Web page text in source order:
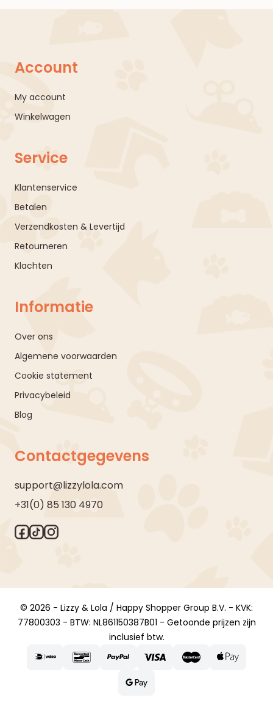
Account
My account
Winkelwagen
Service
Klantenservice
Betalen
Verzendkosten & Levertijd
Retourneren
Klachten
Informatie
Over ons
Algemene voorwaarden
Cookie statement
Privacybeleid
Blog
Contactgegevens
support@lizzylola.com
+31(0) 85 130 4970
© 2026 - Lizzy & Lola / Happy Shopper Group B.V. - KVK:
77800303 - BTW: NL861150387B01 - Getoonde prijzen zijn
inclusief btw.